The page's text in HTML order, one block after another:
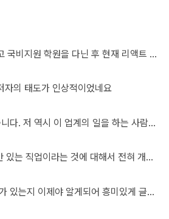
사무직을 하다가 그만두고 국비지원 학원을 다닌 후 현재 리액트 개발자로 일하고 있습니다 다행인지 불행인지(?) 컴퓨터 학원을 간게 아니라 디자인 학원을 가게 되었고 그곳에서는 퍼블리셔와 프론트엔드 개발자의 용어를 혼동해서 사용하였습니다 즉 저는 한동한 "HTML 마크업 + 스타일링 + 약간의 이벤트" 오로지 "사용자가 보고 있는 부분"만 다루는 작업이 "프론트엔드 개발"로 알고 있었습니다 ============> 우리가 흔히 퍼블리셔라고 불리는 영역입니다 하지만 학습할수록 사용자 영역과 소위 백엔드라고 불리는 영역과의 호환이 필요하다는 것을 알게 되었고 그때부터 지금까지 배웠던것과 전혀 다른 역할과 기능들을 학습하게 되었습니다 즉 자바스크립트도 event와 document 부분이 아닌 배열과 객체를 편집하는 것을 배워야 하고 API를 호출해 어떻게 사용자 영역으로 가져와야 하는가 등등 기존 퍼블리셔 역할군과 전혀 다른 것들을 다루게 되었습니다 ============> 이것이 프론트엔드 영역입니다 제가 두 가지 길을 모두 걸어본 바 프론트엔드 개발은 퍼블리셔의 완벽한 상위 호환이고 추구하는 목적도, 기술도 완전히 다릅니다 처음부터 다른 길을 가야하고 생각의 구조도 다르게 가야합니다 그런 의미에서 처음에 퍼블리셔라는 말이 처음에는 편가르기 하는것처럼 싫었지만 지금은 명확하게 길을 제시한다는 관점에서 좋다는 생각을 해봅니다
자의 태도가 인상적이었네요
좋은 글과 댓글 잘 보았습니다. 저 역시 이 업계의 일을 하는 사람으로써 '웹퍼블리셔' 라는 단어를 만드신 분을 이제 알았네요. 해당 용어를 만들어주셔서 감사합니다. 그 덕에 제 업무에 대한 명확한 기준을 세울 수 있었습니다. 전 이제껏 '웹퍼블리셔' 라는 직무에 부끄러운 적 없었습니다. '웹 퍼블리셔' 라는 직무를 부끄러워 하는 건, 본인이 해당 업무를 제대로 이해하지 못하고 잘 수행하지 못하기 때문이라고 생각해요. 해외와 국내의 개발업무 포지션에 대한 단어가 다를 뿐인데, 유독 국내 개발자들 중에는 굳이 급을 나누는 분들이 많더라구요. 근데 그렇게 급을 나누는 만큼 기본이 되어있는지 의심스러울 때도 많았습니다. 퍼블리셔와 상의없이 css framework 로 화면 대충 만들다가... 디자이너 요청 대로 화면 수정 못하고 대뜸 찾아와서는 수정해달라고 하는 적도 많았고... 만들어 준 화면도 자기 맘대로 이것저것 손대다가 오히려 화면 다 틀어지는 경우도 많이 봤습니다. 이런 걸 보면 오히려 '프론트엔드 개발자' 라고 본인을 지칭하는 분들이 해외와 전혀 다른 개념으로 이해하고 있는 게 아닌가 라는 생각도 들었습니다. 이제는 면역이 되서... 그런 분들 만나면 '그러려니...' 하고 말지만요. ㅎㅎ 각자가 맡은 업무가 있는 거고, 각자의 업무를 서로 존중하는 환경이 필요하다고 생각합니다. 그리고 각자의 자리에서 본인 업무를 충실하면 되지 않을까 싶습니다.
할말이 많지만... 한국에만 있는 직업이라는 것에 대해서 전혀 개의치도 않고 부끄러워할 이유도 없다고 봅니다. 이 직업군에 대해서 이해라며녀 00년대에 무슨일이 일어났었는지.. 알필요가 있고 국내만의 특수한 환경때문에 만들어진 직업군이고... 근래에 들어 국제화가 되면서 문제시 몇몇분이 문제삼는것 같은데... 본인의 업무 바운더리는 본인이 만드는거지.. 그 단어안에 갇혀서 본인의 수준이나 인식을 만든다고 보지 않습니다. 코더니 UI개발자니, 퍼블리셔니, FE니.. 웹마스터니 풀스택이니 ㅎㅎ 많은 직업군으로 불리우고 있지만 솔직히 본인의 역량에 따라 불리운다고 생각합니다. 당시에 신현석님이 던진 하나의 단어에 여전히 밥먹고 살고 있고, 때때론 자부심도 느낍니다.
안녕하세요. 이런 글타래가 있는지 이제야 알게되어 흥미있게 글타래를 읽어보았네요. 제가 방금 글타래라고 쓴것처럼, 댓글이라는 단어에도 여러 다른 이름이 존재한다는 것을 우리는 암묵적으로 알고 있을 거라 생각하는데요 EX 1.) 글타래(민 우리말. 인터넷 게시판에서 어떤 게시글과 그에 대한 답신으로 쓰여진 게시글들의 모임. [NAVER 국어사전 글 인용]) = 댓글(게시물 밑에 남길 수 있는 글을 표현한 단어) = 코멘트(영어 코멘트를 한국어로 표현한 단어) = 리플(영어 reple을 한국어로 표현한 단어) = 스레드(thread) EX 2.) Height(사물의 높이, 사람의 키&신장, 키가 높음, 지상으로부터의 고도) 해당 단어는 발음에서 논란이 된적이 있습니다. (설마.. 고인물만 아는 거일지도...T^T..) 미국, 영국 등 주요국가에서는 해당 단어의 발음을 한국어 발음 표현으로 '하이트' or '하잍' 라고 읽으나, 스페인어로 해당 단어는 '헤이트' or '헤잍' 라고 읽습니다. 전 세계적으로 스페인어를 쓰는 인구는 2019년 3월 기준으로 4억 6천만명이며, 영어를 사용하는 인구는 3억 7천만명이라고 구글검색에 나옵니다. EX 3.) 2023년 현재 우리나라에서는 각 세대 별로 쓰는 한 가지 표현에 대한 단어들도 다릅니다. 50대 이상이신 분들은 한자어를 주로 사용하신 세대들이고, 10대 ~ 20대분들은 줄임말 또는 은어를 만들어 주로 사용하고 있습니다. 위의 예시와 같이 한 가지를 가리키는 명사에 여러가지 표현이 존재하고, 모든 사람들이 표준어 하나만 사용하고 있지 않으며, 전라도, 충정도, 경상도 방언이 존재한다는 사실도 암묵적으로 우리는 알고 있다 생각합니다 물론, 표준어처럼 한 가지 표현만 존재하면 다시 한번 확인하는 절차없이 의사소통이 원활할테지만, 우리는 일상속에서도 방언이나 댓글, 줄임말 등의 다른 표현들을 받아들이고 있는 존재들입니다. 만드신 분의 말씀대로 그저 지나온 과거에서는 그 표현이 필요하여 쓰여졌었다고 이해하고 넘어가시면 어떨까하여 주절대며 나불거려보았네요.. PS. 쓰잘데기 없는 제 생각을 읽어주셔서 고맙습니다.. AI도 발전해나가고 있는 마당에 같은 인종끼리 싸우지 맙시다~~~ㅋㅋㅋ